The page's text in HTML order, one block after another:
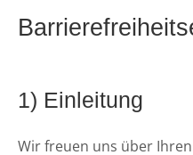
1) Einleitung
Wir freuen uns über